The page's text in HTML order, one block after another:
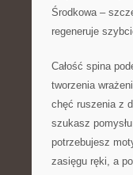
Środkowa –
regeneruje
Całość spina
tworzenia
chęć ruszenia z
szukasz
potrzebujesz
zasięgu ręki, a